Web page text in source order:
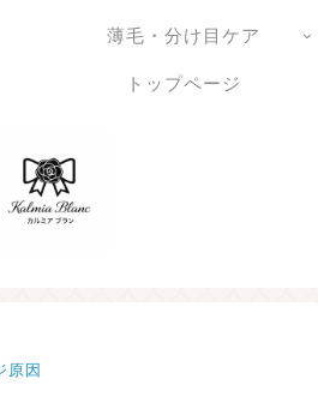
薄毛・分け目ケア
トップページ
原因